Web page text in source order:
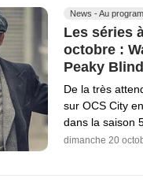
News - Au
Les séries
octobre :
Peaky
De la très
sur OCS City
dans la saison
dimanche 20